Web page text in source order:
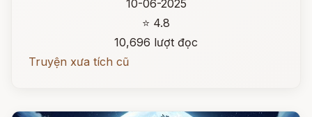
10-06-2025
⭐ 4.8
10,696 lượt đọc
Truyện xưa tích cũ